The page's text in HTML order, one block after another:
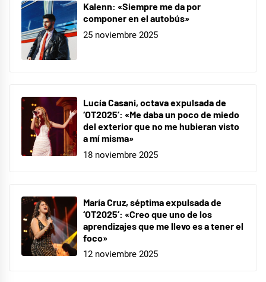
Kalenn: «Siempre me da por
componer en el autobús»
25 noviembre 2025
Lucía Casani, octava expulsada de
‘OT2025’: «Me daba un poco de miedo
del exterior que no me hubieran visto
a mí misma»
18 noviembre 2025
María Cruz, séptima expulsada de
‘OT2025’: «Creo que uno de los
aprendizajes que me llevo es a tener el
foco»
12 noviembre 2025